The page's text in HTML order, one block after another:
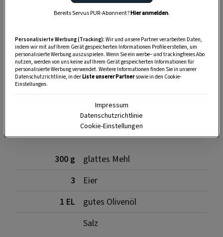
SPEICHERN DRUCKEN
Für den Fleckerlteig
300 g
glattes Mehl
3
Eier
1 EL
gutes Olivenöl
Salz
Bereits Servus PUR-Abonnent?Hier anmelden.
Personalisierte Werbung (Tracking): Wir und unsere Partner verarbeiten Daten,
indem wir mit auf Ihrem Gerät gespeicherten Informationen Profile erstellen, um
personalisierte Werbung auszuspielen. Wenn Sie ein werbe– und trackingfreies Abo
nutzen, werden von uns keine auf Ihrem Gerät gespeicherten Informationen für
personalisierte Werbung verwendet. Weitere Informationen finden Sie in unserer
Datenschutzrichtlinie, in derListe unserer Partnersowie in den Cookie-
Einstellungen.
Impressum
Datenschutzrichtlinie
Cookie-Einstellungen